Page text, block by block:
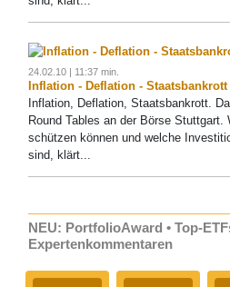
24.02.10 | 11:37 min.
Inflation - Deflation - Staatsbankrott
Inflation, Deflation, Staatsbankrott.
Round Tables an der Börse Stuttgart.
schützen können und welche
sind, klärt...
NEU: PortfolioAward • Top-
Expertenkommentaren